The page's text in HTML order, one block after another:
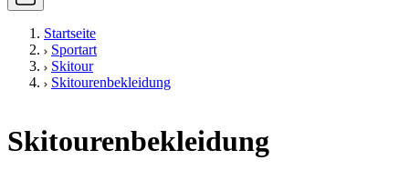
Startseite
Sportart
Skitour
Skitourenbekleidung
Skitourenbekleidung